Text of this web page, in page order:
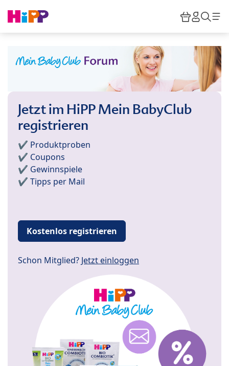
HiPP
Jetzt im HiPP Mein BabyClub
registrieren
✔️ Produktproben
✔️ Coupons
✔️ Gewinnspiele
✔️ Tipps per Mail
Kostenlos registrieren
Schon Mitglied? Jetzt einloggen